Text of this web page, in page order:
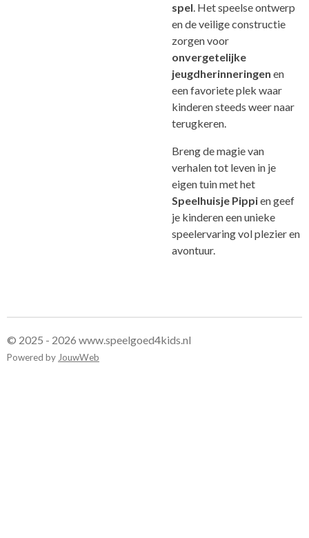
spel. Het speelse ontwerp
en de veilige constructie
zorgen voor
onvergetelijke
jeugdherinneringen en
een favoriete plek waar
kinderen steeds weer naar
terugkeren.
Breng de magie van
verhalen tot leven in je
eigen tuin met het
Speelhuisje Pippien geef
je kinderen een unieke
speelervaring vol plezier en
avontuur.
© 2025 - 2026 www.speelgoed4kids.nl
Powered by JouwWeb